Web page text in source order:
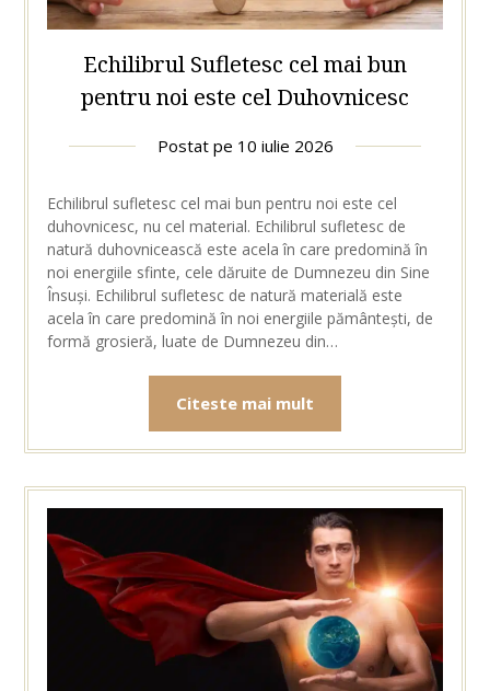
Echilibrul Sufletesc cel mai bun
pentru noi este cel Duhovnicesc
Postat pe 10 iulie 2026
Echilibrul sufletesc cel mai bun pentru noi este cel
duhovnicesc, nu cel material. Echilibrul sufletesc de
natură duhovnicească este acela în care predomină în
noi energiile sfinte, cele dăruite de Dumnezeu din Sine
Însuși. Echilibrul sufletesc de natură materială este
acela în care predomină în noi energiile pământești, de
formă grosieră, luate de Dumnezeu din…
Citeste mai mult